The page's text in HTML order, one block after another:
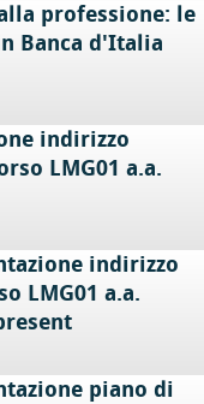
professione: le
Banca d'Italia
indirizzo
LMG01 a.a.
indirizzo
LMG01 a.a.
piano di